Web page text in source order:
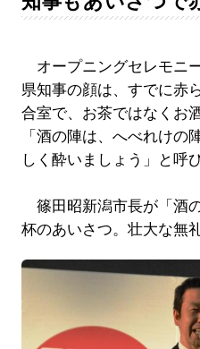
オープニングセレモニ
県知事の顔は、すでに赤
合室で、お茶ではなくお
「酒の陣は、へべれけの
しく酔いましょう」と呼
篠田昭新潟市長が「酒
杯のあいさつ。壮大な無